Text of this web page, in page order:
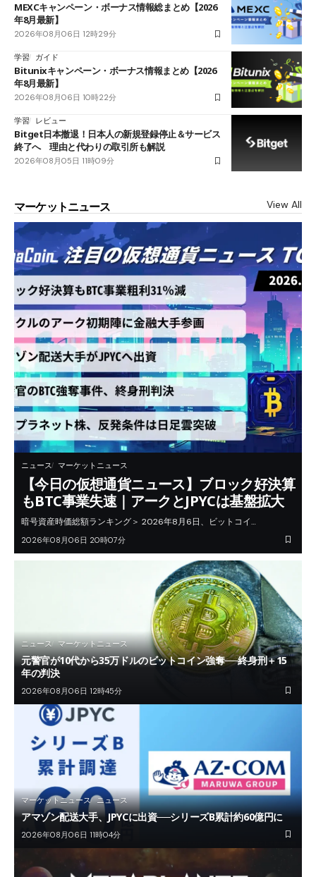
MEXCキャンペーン・ボーナス情報総まとめ【2026
年8月最新】
2026年08月06日 12時29分
学習 ガイド
Bitunixキャンペーン・ボーナス情報まとめ【2026
年8月最新】
2026年08月06日 10時22分
学習 レビュー
Bitget日本撤退！日本人の新規登録停止＆サービス
終了へ 理由と代わりの取引所も解説
2026年08月05日 11時09分
マーケットニュース View All
ニュース マーケットニュース
【今日の仮想通貨ニュース】ブロック好決算
もBTC事業失速｜アークとJPYCは基盤拡大
暗号資産時価総額ランキング＞ 2026年8月6日、ビットコイ…
2026年08月06日 20時07分
ニュース マーケットニュース
元警官が10代から35万ドルのビットコイン強奪──終身刑＋15
年の判決
2026年08月06日 12時45分
マーケットニュース ニュース
アマゾン配送大手、JPYCに出資──シリーズB累計約60億円に
2026年08月06日 11時04分